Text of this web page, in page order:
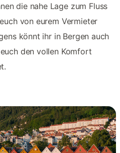
die nahe Lage zum Fluss
von eurem Vermieter
könnt ihr in Bergen auch
den vollen Komfort